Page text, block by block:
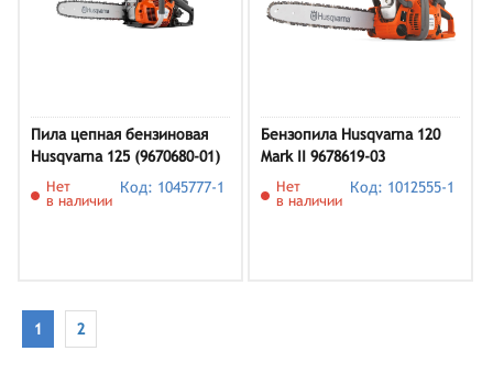
Пила цепная бензиновая
Husqvarna 125 (9670680-01)
Нет
в наличии
Код: 1045777-1
Бензопила Husqvarna 120
Mark ІI 9678619-03
Нет
в наличии
Код: 1012555-1
1 2